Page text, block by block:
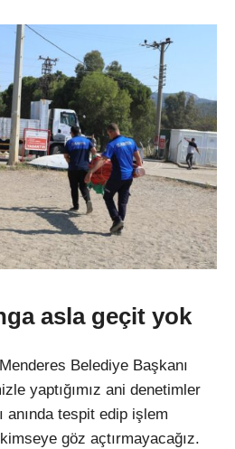
asla geçit yok
Belediye Başkanı
yaptığımız ani denetimler
anında tespit edip işlem
göz açtırmayacağız.